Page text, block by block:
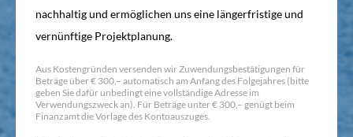
nachhaltig und ermöglichen uns eine längerfristige und
vernünftige Projektplanung.
Aus Kostengründen versenden wir Zuwendungsbestätigungen für
Beträge über € 300,– automatisch am Anfang des Folgejahres (bitte
geben Sie dafür unbedingt eine vollständige Adresse im
Verwendungszweck an). Für Beträge unter € 300,– genügt beim
Finanzamt die Vorlage des Kontoauszuges.